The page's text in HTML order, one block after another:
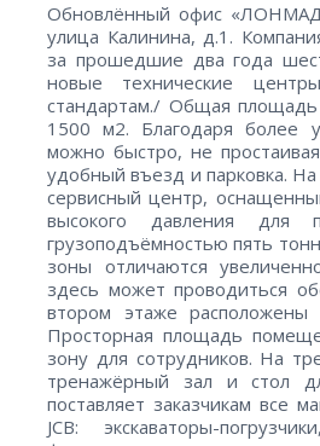
Обновлённый офис
улица Калинина, д.1.
за прошедшие два года
новые технические
стандартам./ Общая площадь
1500 м2. Благодаря более
можно быстро, не
удобный въезд и парковка.
сервисный центр,
высокого давления для
грузоподъёмностью пять
зоны отличаются
здесь может проводиться
втором этаже
Просторная площадь
зону для сотрудников. На
тренажёрный зал и стол
поставляет заказчикам все
JCB: экскаваторы-